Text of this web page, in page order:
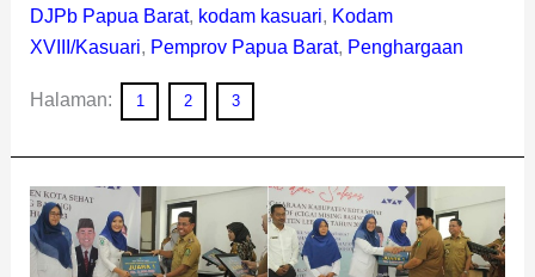
DJPb Papua Barat, kodam kasuari, Kodam
XVIII/Kasuari, Pemprov Papua Barat, Penghargaan
Halaman: 1 2 3
Diapresiasi
Bupati,
4